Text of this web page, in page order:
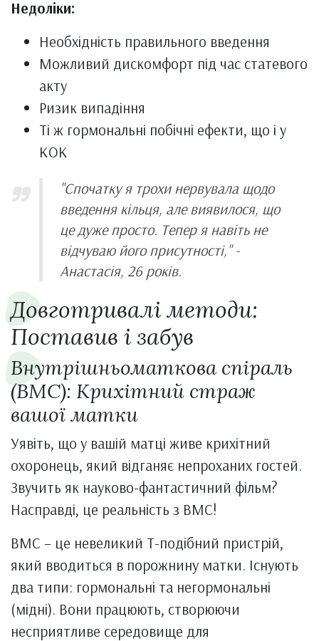
Недоліки:
Необхідність правильного введення
Можливий дискомфорт під час статевого
акту
Ризик випадіння
Ті ж гормональні побічні ефекти, що і у
КОК
"Спочатку я трохи нервувала щодо
введення кільця, але виявилося, що
це дуже просто. Тепер я навіть не
відчуваю його присутності," -
Анастасія, 26 років.
Довготривалі методи:
Поставив і забув
Внутрішньоматкова спіраль
(ВМС): Крихітний страж
вашої матки
Уявіть, що у вашій матці живе крихітний
охоронець, який відганяє непроханих гостей.
Звучить як науково-фантастичний фільм?
Насправді, це реальність з ВМС!
ВМС – це невеликий Т-подібний пристрій,
який вводиться в порожнину матки. Існують
два типи: гормональні та негормональні
(мідні). Вони працюють, створюючи
несприятливе середовище для